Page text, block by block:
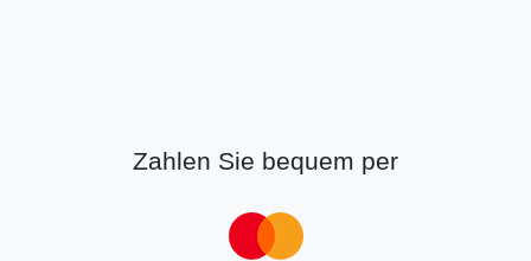
Zahlen Sie bequem per